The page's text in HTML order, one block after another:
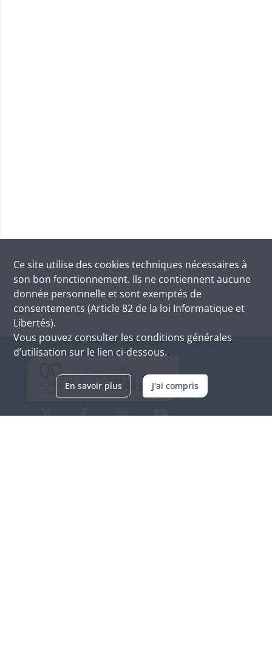
Ce site utilise des cookies techniques nécessaires à
son bon fonctionnement. Ils ne contiennent aucune
donnée personnelle et sont exemptés de
consentements (Article 82 de la loi Informatique et
Libertés).
Vous pouvez consulter les conditions générales
d’utilisation sur le lien ci-dessous.
En savoir plus J'ai compris